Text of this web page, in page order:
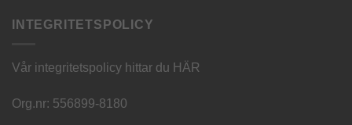
INTEGRITETSPOLICY
Vår integritetspolicy hittar du HÄR
Org.nr: 556899-8180